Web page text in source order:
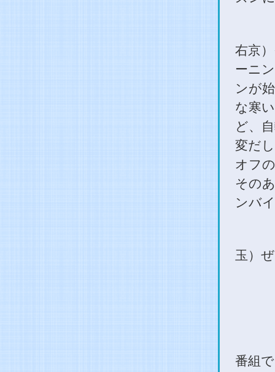
右京
ーニ
ンが
な寒
ど、
変だ
オフ
その
ンバ
玉）
番組